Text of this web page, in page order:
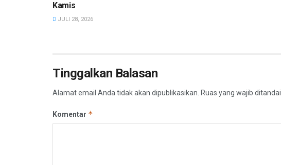
Kamis
JULI 28, 2026
Tinggalkan Balasan
Alamat email Anda tidak akan dipublikasikan. Ruas yang wajib ditandai
Komentar *